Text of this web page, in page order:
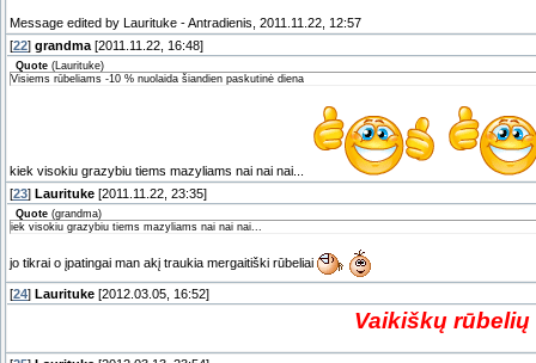
Message edited by Laurituke -Antradienis, 2011.11.22, 12:57
[22] grandma [2011.11.22, 16:48]
Quote (Laurituke)
Visiems rūbeliams -10 % nuolaida šiandien paskutinė diena
kiek visokiu grazybiu tiems mazyliams nai nai nai...
[23] Laurituke [2011.11.22, 23:35]
Quote (grandma)
iek visokiu grazybiu tiems mazyliams nai nai nai...
jo tikrai o įpatingai man akį traukia mergaitiški rūbeliai
[24] Laurituke [2012.03.05, 16:52]
Vaikiškų